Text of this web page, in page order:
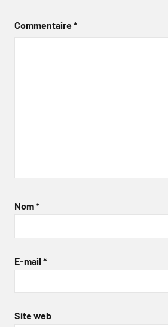
Commentaire*
Nom*
E-mail *
Site web